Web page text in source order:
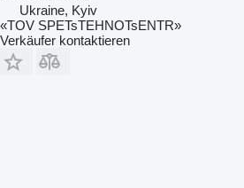
Ukraine, Kyiv
«TOV SPETsTEHNOTsENTR»
Verkäufer kontaktieren